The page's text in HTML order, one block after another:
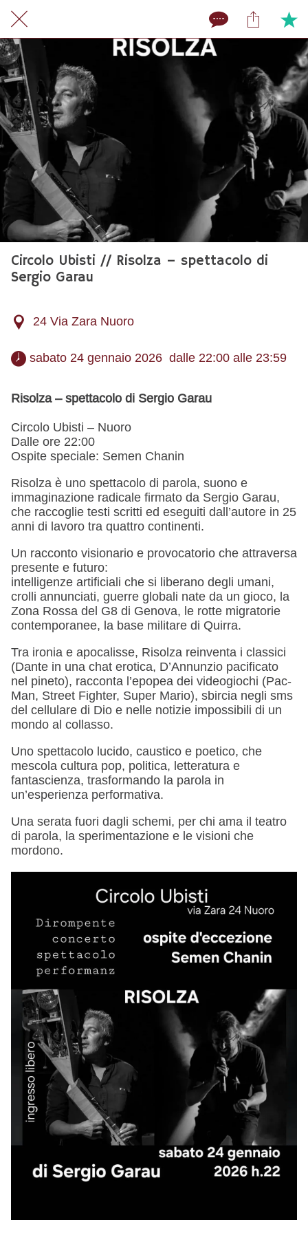
Circolo Ubisti // Risolza – spettacolo di
Sergio Garau
24 Via Zara Nuoro
sabato 24 gennaio 2026  dalle 22:00 alle 23:59
Risolza – spettacolo di Sergio Garau
Circolo Ubisti – Nuoro
Dalle ore 22:00
Ospite speciale: Semen Chanin
Risolza è uno spettacolo di parola, suono e
immaginazione radicale firmato da Sergio Garau,
che raccoglie testi scritti ed eseguiti dall’autore in 25
anni di lavoro tra quattro continenti.
Un racconto visionario e provocatorio che attraversa
presente e futuro:
intelligenze artificiali che si liberano degli umani,
crolli annunciati, guerre globali nate da un gioco, la
Zona Rossa del G8 di Genova, le rotte migratorie
contemporanee, la base militare di Quirra.
Tra ironia e apocalisse, Risolza reinventa i classici
(Dante in una chat erotica, D’Annunzio pacificato
nel pineto), racconta l’epopea dei videogiochi (Pac-
Man, Street Fighter, Super Mario), sbircia negli sms
del cellulare di Dio e nelle notizie impossibili di un
mondo al collasso.
Uno spettacolo lucido, caustico e poetico, che
mescola cultura pop, politica, letteratura e
fantascienza, trasformando la parola in
un’esperienza performativa.
Una serata fuori dagli schemi, per chi ama il teatro
di parola, la sperimentazione e le visioni che
mordono.